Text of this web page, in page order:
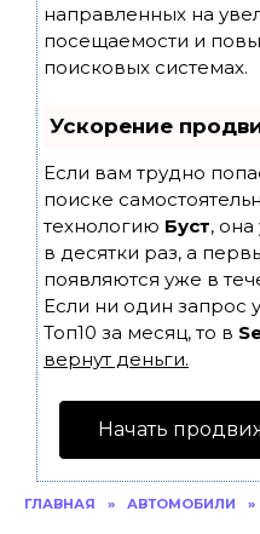
направленных на
посещаемости и
поисковых системах.
Ускорение
Если вам трудно
поиске
технологию Буст,
в десятки раз, а
появляются уже в
Если ни один запрос
Топ10 за месяц, то в
вернут деньги.
Начать
ГЛАВНАЯ » АВТОМОБИЛИ »